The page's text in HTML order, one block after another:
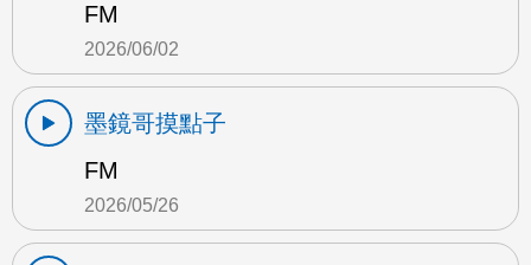
FM
2026/06/02
墨鏡哥摸點子
FM
2026/05/26